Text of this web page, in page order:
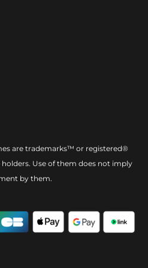
are trademarks™ or registered®
Use of them does not imply
by them.